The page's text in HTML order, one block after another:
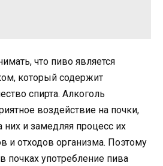
что пиво является
который содержит
спирта. Алкоголь
воздействие на почки,
них и замедляя процесс их
и отходов организма. Поэтому
почках употребление пива